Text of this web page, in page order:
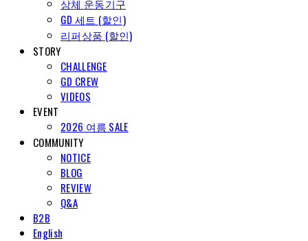
상체 운동기구
GD 세트 (할인)
리퍼상품 (할인)
STORY
CHALLENGE
GD CREW
VIDEOS
EVENT
2026 여름 SALE
COMMUNITY
NOTICE
BLOG
REVIEW
Q&A
B2B
English